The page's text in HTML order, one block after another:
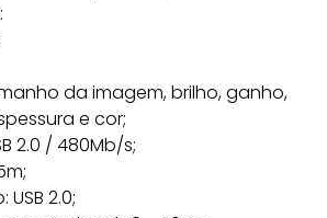
da imagem, brilho, ganho,
e cor;
2.0 / 480Mb/s;
2.0;